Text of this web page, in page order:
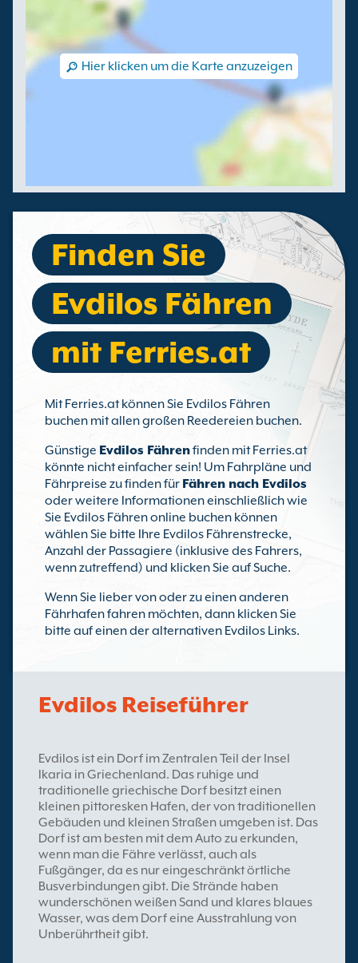
Hier klicken um die Karte anzuzeigen
Finden Sie
Evdilos Fähren
mit Ferries.at
Mit Ferries.at können Sie Evdilos Fähren
buchen mit allen großen Reedereien buchen.
Günstige Evdilos Fährenfinden mit Ferries.at
könnte nicht einfacher sein! Um Fahrpläne und
Fährpreise zu finden für Fähren nach Evdilos
oder weitere Informationen einschließlich wie
Sie Evdilos Fähren online buchen können
wählen Sie bitte Ihre Evdilos Fährenstrecke,
Anzahl der Passagiere (inklusive des Fahrers,
wenn zutreffend) und klicken Sie auf Suche.
Wenn Sie lieber von oder zu einen anderen
Fährhafen fahren möchten, dann klicken Sie
bitte auf einen der alternativen Evdilos Links.
Evdilos Reiseführer
Evdilos ist ein Dorf im Zentralen Teil der Insel
Ikaria in Griechenland. Das ruhige und
traditionelle griechische Dorf besitzt einen
kleinen pittoresken Hafen, der von traditionellen
Gebäuden und kleinen Straßen umgeben ist. Das
Dorf ist am besten mit dem Auto zu erkunden,
wenn man die Fähre verlässt, auch als
Fußgänger, da es nur eingeschränkt örtliche
Busverbindungen gibt. Die Strände haben
wunderschönen weißen Sand und klares blaues
Wasser, was dem Dorf eine Ausstrahlung von
Unberührtheit gibt.